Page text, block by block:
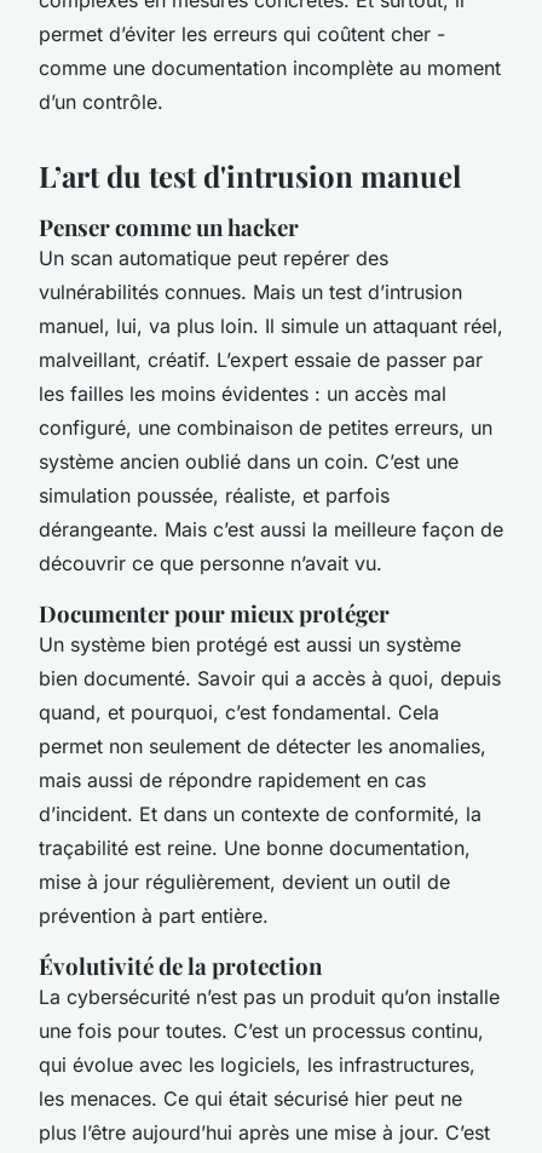
permet d’éviter les erreurs qui coûtent cher -
comme une documentation incomplète au moment
d’un contrôle.
L’art du test d'intrusion manuel
Penser comme un hacker
Un scan automatique peut repérer des
vulnérabilités connues. Mais un test d’intrusion
manuel, lui, va plus loin. Il simule un attaquant réel,
malveillant, créatif. L’expert essaie de passer par
les failles les moins évidentes : un accès mal
configuré, une combinaison de petites erreurs, un
système ancien oublié dans un coin. C’est une
simulation poussée, réaliste, et parfois
dérangeante. Mais c’est aussi la meilleure façon de
découvrir ce que personne n’avait vu.
Documenter pour mieux protéger
Un système bien protégé est aussi un système
bien documenté. Savoir qui a accès à quoi, depuis
quand, et pourquoi, c’est fondamental. Cela
permet non seulement de détecter les anomalies,
mais aussi de répondre rapidement en cas
d’incident. Et dans un contexte de conformité, la
traçabilité est reine. Une bonne documentation,
mise à jour régulièrement, devient un outil de
prévention à part entière.
Évolutivité de la protection
La cybersécurité n’est pas un produit qu’on installe
une fois pour toutes. C’est un processus continu,
qui évolue avec les logiciels, les infrastructures,
les menaces. Ce qui était sécurisé hier peut ne
plus l’être aujourd’hui après une mise à jour. C’est